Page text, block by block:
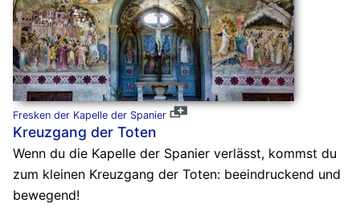
Fresken der Kapelle der Spanier
Kreuzgang der Toten
Wenn du die Kapelle der Spanier verlässt, kommst du
zum kleinen Kreuzgang der Toten: beeindruckend und
bewegend!